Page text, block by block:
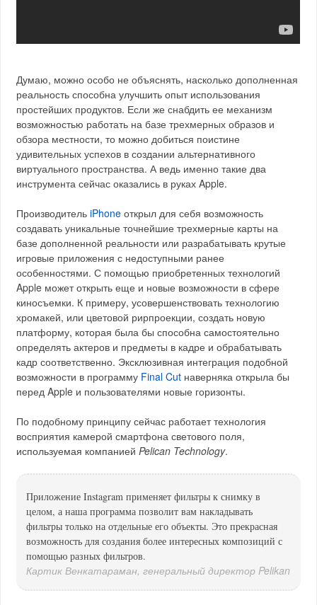
Думаю, можно особо не объяснять, насколько дополненная
реальность способна улучшить опыт использования
простейших продуктов. Если же снабдить ее механизм
возможностью работать на базе трехмерных образов и
обзора местности, то можно добиться поистине
удивительных успехов в создании альтернативного
виртуального пространства. А ведь именно такие два
инструмента сейчас оказались в руках Apple.
ПроизводительiPhone открыл для себя возможность
создавать уникальные точнейшие трехмерные карты на
базе дополненной реальности или разрабатывать крутые
игровые приложения с недоступными ранее
особенностями. С помощью приобретенных технологий
Apple может открыть еще и новые возможности в сфере
киносъемки. К примеру, усовершенствовать технологию
хромакей, или цветовой рирпроекции, создать новую
платформу, которая была бы способна самостоятельно
определять актеров и предметы в кадре и обрабатывать
кадр соответственно. Эксклюзивная интеграция подобной
возможности в программу Final Cut наверняка открыла бы
перед Apple и пользователями новые горизонты.
По подобному принципу сейчас работает технология
восприятия камерой смартфона светового поля,
используемая компаниейPelican Technology.
Приложение Instagram применяет фильтры к снимку в
целом, а наша программа позволит вам накладывать
фильтры только на отдельные его объекты. Это прекрасная
возможность для создания более интересных композиций с
помощью разных фильтров.
Картик Венкатараман, генеральный директор Pelikan